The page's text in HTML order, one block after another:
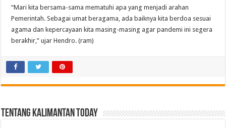
“Mari kita bersama-sama mematuhi apa yang menjadi arahan
Pemerintah. Sebagai umat beragama, ada baiknya kita berdoa sesuai
agama dan kepercayaan kita masing-masing agar pandemi ini segera
berakhir,” ujar Hendro. (ram)
Tentang Kalimantan Today